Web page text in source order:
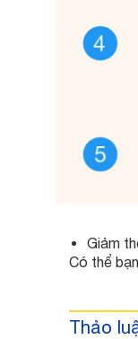
Giảm
Có thể
Thảo